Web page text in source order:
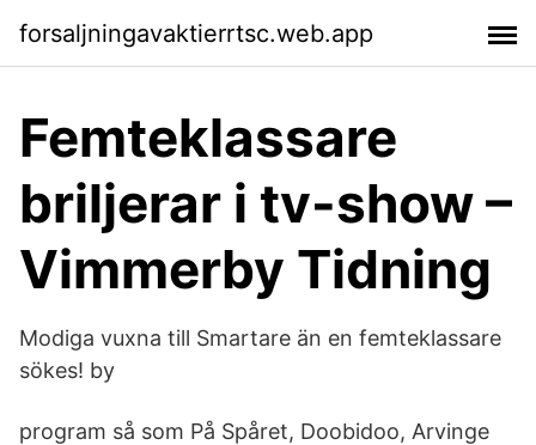
forsaljningavaktierrtsc.web.app
Femteklassare
briljerar i tv-show –
Vimmerby Tidning
Modiga vuxna till Smartare än en femteklassare
sökes! by
program så som På Spåret, Doobidoo, Arvinge